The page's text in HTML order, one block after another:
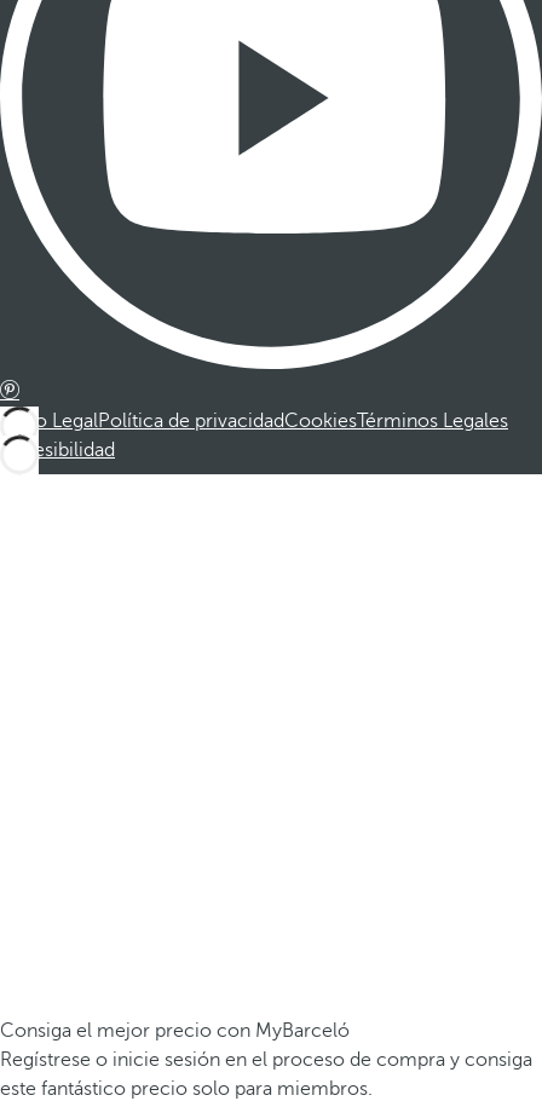
Aviso LegalPolítica de privacidadCookiesTérminos Legales
Accesibilidad
Consiga el mejor precio con MyBarceló
Regístrese o inicie sesión en el proceso de compra y consiga
este fantástico precio solo para miembros.